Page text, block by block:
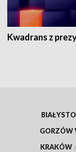
Kwadrans z
GORZÓW
KRAKÓW